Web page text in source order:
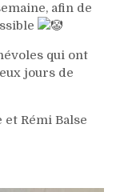
afin de
qui ont
jours de
Rémi Balse